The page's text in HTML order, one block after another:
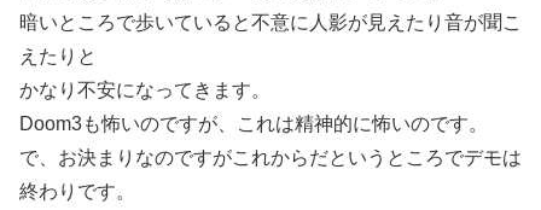
暗いところで歩いていると不意に人影が見えたり音が聞こ
えたりと
かなり不安になってきます。
Doom3も怖いのですが、これは精神的に怖いのです。
で、お決まりなのですがこれからだというところでデモは
終わりです。